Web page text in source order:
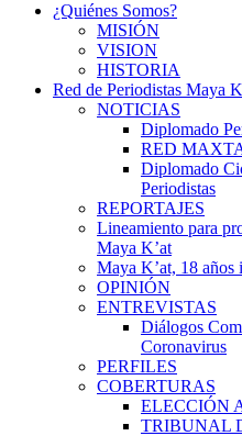
¿Quiénes Somos?
MISIÓN
VISION
HISTORIA
Red de Periodistas Maya
NOTICIAS
Diplomado
RED
Diplomado
Periodistas
REPORTAJES
Lineamiento para
Maya K’at
Maya K’at, 18 años
OPINIÓN
ENTREVISTAS
Diálogos
Coronavirus
PERFILES
COBERTURAS
ELECCIÓN
TRIBUNAL